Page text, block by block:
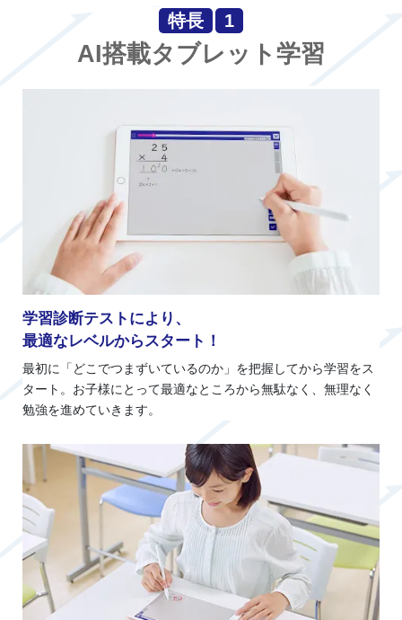
特長 1
AI搭載タブレット学習
学習診断テストにより、
最適なレベルからスタート！
最初に「どこでつまずいているのか」を把握してから学習をス
タート。お子様にとって最適なところから無駄なく、無理なく
勉強を進めていきます。